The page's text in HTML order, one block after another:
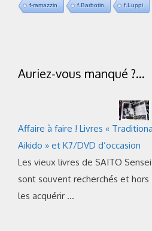
f-ramazzin f.Barbotin f.Luppi
Auriez-vous manqué ?…
Affaire à faire ! Livres «
Aikido » et K7/DVD d’occasion
Les vieux livres de SAITO
sont souvent recherchés et
les acquérir …